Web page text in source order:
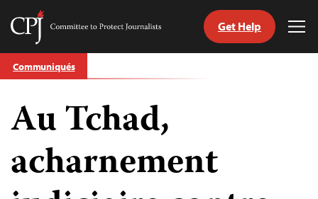
Skip
to
Committee
Journalists
Get Help
Communiqués
Au Tchad,
acharnement